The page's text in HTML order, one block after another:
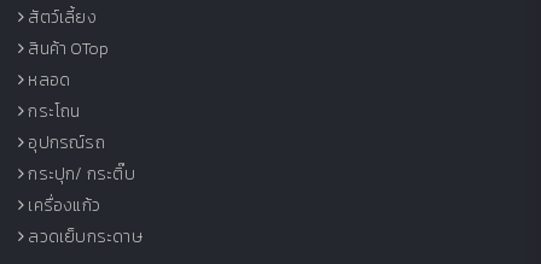
สัตว์เลี้ยง
สินค้า OTop
หลอด
กระโถน
อุปกรณ์รถ
กระปุก/ กระติ๊บ
เครื่องแก้ว
ลวดเย็บกระดาษ